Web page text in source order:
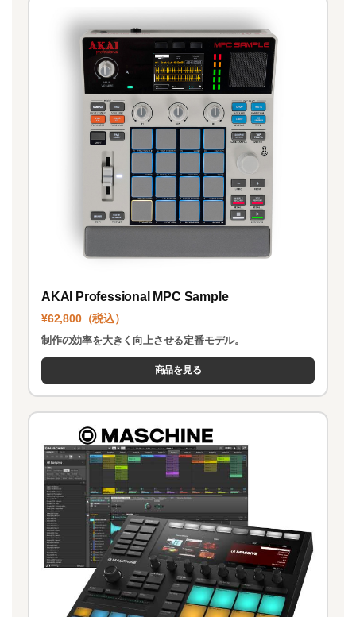
AKAI Professional MPC Sample
¥62,800（税込）
制作の効率を大きく向上させる定番モデル。
商品を見る